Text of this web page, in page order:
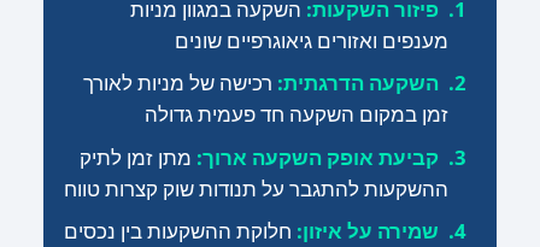
פיזור השקעות: השקעה במגוון מניות
מענפים ואזורים גיאוגרפיים שונים
השקעה הדרגתית: רכישה של מניות לאורך
זמן במקום השקעה חד פעמית גדולה
קביעת אופק השקעה ארוך: מתן זמן לתיק
ההשקעות להתגבר על תנודות שוק קצרות טווח
שמירה על איזון: חלוקת ההשקעות בין נכסים